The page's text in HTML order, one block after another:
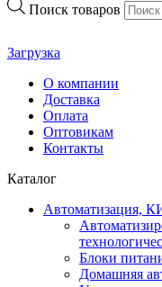
Поиск товаров
Загрузка
О компании
Доставка
Оплата
Оптовикам
Контакты
Каталог
Автоматизация,
Блоки
Домашняя